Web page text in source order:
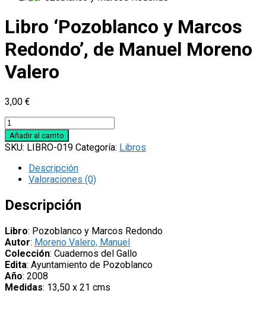
Libro ‘Pozoblanco y Marcos
Redondo’, de Manuel Moreno
Valero
3,00 €
Libro
'Pozoblanco
y
Redondo',
Moreno
Valero
Añadir al carrito
SKU: LIBRO-019 Categoría: Libros
Descripción
Valoraciones (0)
Descripción
Libro: Pozoblanco y Marcos Redondo
Autor: Moreno Valero, Manuel
Colección: Cuadernos del Gallo
Edita: Ayuntamiento de Pozoblanco
Año: 2008
Medidas: 13,50 x 21 cms